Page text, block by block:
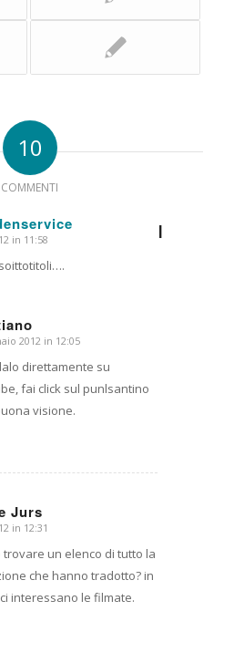
10
COMMENTI
in 11:58
2012 in 12:05
direttamente su
fai click sul punlsantino
visione.
Jurs
in 12:31
trovare un elenco di tutto la
che hanno tradotto? in
interessano le filmate.
I